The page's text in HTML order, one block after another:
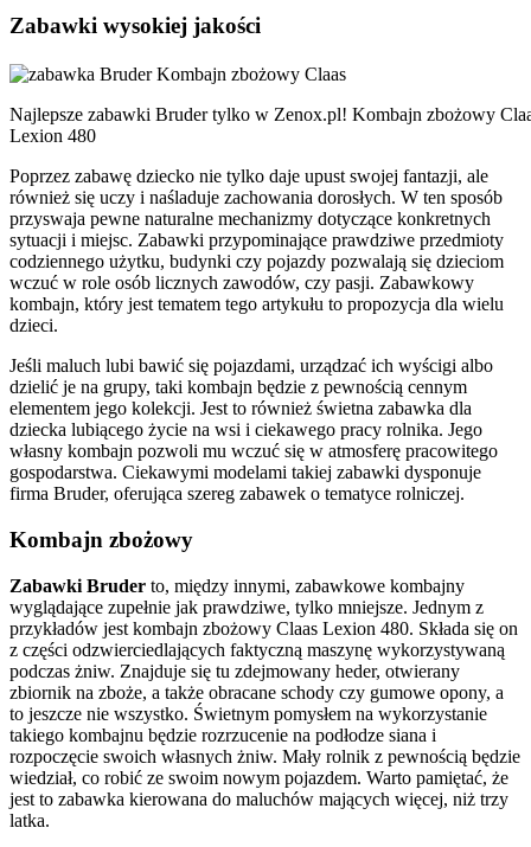
Zabawki wysokiej jakości
Najlepsze zabawki Bruder tylko w Zenox.pl! Kombajn zbożowy
Lexion 480
Poprzez zabawę dziecko nie tylko daje upust swojej fantazji, ale
również się uczy i naśladuje zachowania dorosłych. W ten sposób
przyswaja pewne naturalne mechanizmy dotyczące konkretnych
sytuacji i miejsc. Zabawki przypominające prawdziwe przedmioty
codziennego użytku, budynki czy pojazdy pozwalają się dzieciom
wczuć w role osób licznych zawodów, czy pasji. Zabawkowy
kombajn, który jest tematem tego artykułu to propozycja dla wielu
dzieci.
Jeśli maluch lubi bawić się pojazdami, urządzać ich wyścigi albo
dzielić je na grupy, taki kombajn będzie z pewnością cennym
elementem jego kolekcji. Jest to również świetna zabawka dla
dziecka lubiącego życie na wsi i ciekawego pracy rolnika. Jego
własny kombajn pozwoli mu wczuć się w atmosferę pracowitego
gospodarstwa. Ciekawymi modelami takiej zabawki dysponuje
firma Bruder, oferująca szereg zabawek o tematyce rolniczej.
Kombajn zbożowy
Zabawki Bruder to, między innymi, zabawkowe kombajny
wyglądające zupełnie jak prawdziwe, tylko mniejsze. Jednym z
przykładów jest kombajn zbożowy Claas Lexion 480. Składa się on
z części odzwierciedlających faktyczną maszynę wykorzystywaną
podczas żniw. Znajduje się tu zdejmowany heder, otwierany
zbiornik na zboże, a także obracane schody czy gumowe opony, a
to jeszcze nie wszystko. Świetnym pomysłem na wykorzystanie
takiego kombajnu będzie rozrzucenie na podłodze siana i
rozpoczęcie swoich własnych żniw. Mały rolnik z pewnością będzie
wiedział, co robić ze swoim nowym pojazdem. Warto pamiętać, że
jest to zabawka kierowana do maluchów mających więcej, niż trzy
latka.